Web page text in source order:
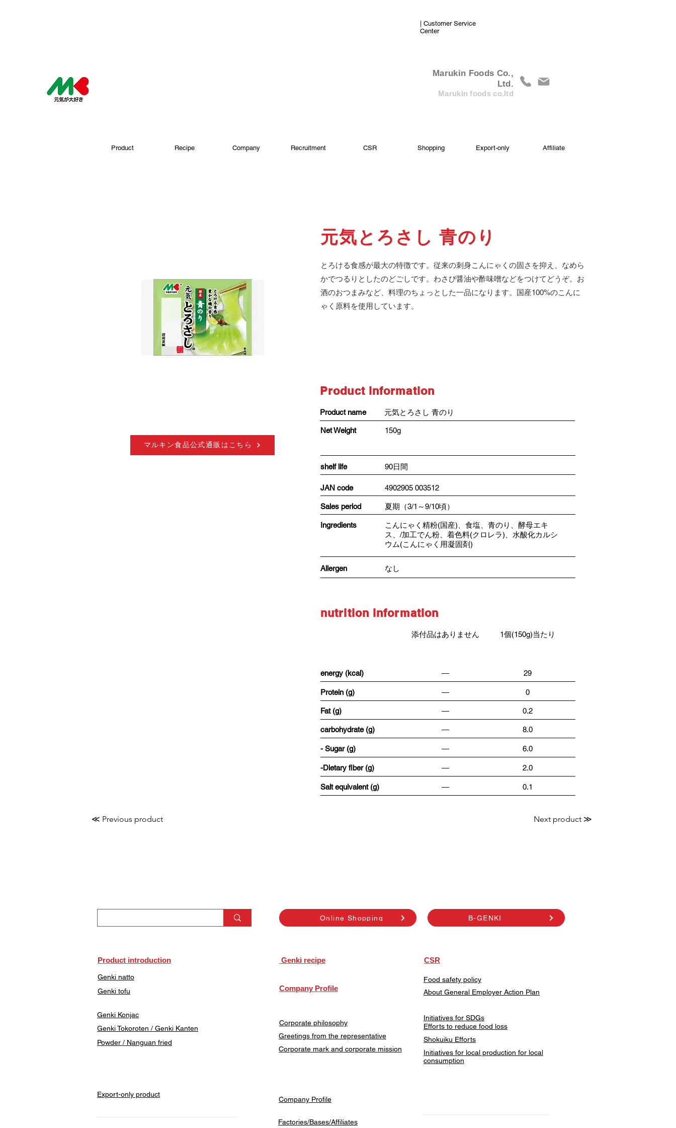
| Customer Service
Center
​Marukin Foods Co.,
Ltd.
Marukin foods co.ltd
Product Recipe Company Recruitment CSR Shopping Export-only Affiliate
マルキン食品公式通販はこちら
元気とろさし 青のり
とろける食感が最大の特徴です。従来の刺身こんにゃくの固さを抑え、なめら
かでつるりとしたのどごしです。わさび醤油や酢味噌などをつけてどうぞ。お
酒のおつまみなど、料理のちょっとした一品になります。国産100%のこんに
ゃく原料を使用しています。
​Product information
​Product name 元気とろさし 青のり
Net Weight 150g
shelf life 90日間
JAN code 4902905 003512
​Sales period 夏期（3/1～9/10頃）
Ingredients
こんにゃく精粉(国産)、食塩、青のり、酵母エキ
ス、/加工でん粉、着色料(クロレラ)、水酸化カルシ
ウム(こんにゃく用凝固剤)
Allergen なし
nutrition information
添付品はありません 1個(150g)当たり
energy (kcal) ― 29
Protein (g) ― 0
Fat (g) ― 0.2
carbohydrate (g) ― 8.0
- Sugar (g) ― 6.0
-Dietary fiber (g) ― 2.0
Salt equivalent (g) ― 0.1
≪ Previous product Next product ≫
Online Shopping B-GENKI
Product introduction
Genki natto
Genki tofu
​ Genki recipe CSR
Company Profile
Food safety policy
About General Employer Action Plan
Genki Konjac
Genki Tokoroten / Genki Kanten
​Powder / Nanguan fried
Corporate philosophy
Greetings from the representative
Corporate mark and corporate mission
Initiatives for SDGs
Efforts to reduce food loss
Shokuiku Efforts
Initiatives for local production for local
consumption
Export-only product
Company Profile
Factories/Bases/Affiliates